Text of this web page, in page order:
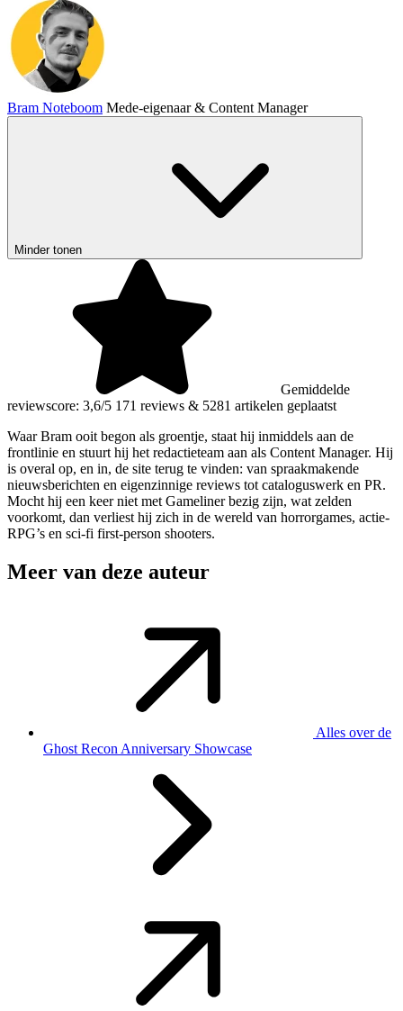
Bram Noteboom Mede-eigenaar & Content Manager
Minder tonen
Gemiddelde
reviewscore: 3,6/5 171 reviews & 5281 artikelen geplaatst
Waar Bram ooit begon als groentje, staat hij inmiddels aan de
frontlinie en stuurt hij het redactieteam aan als Content Manager. Hij
is overal op, en in, de site terug te vinden: van spraakmakende
nieuwsberichten en eigenzinnige reviews tot cataloguswerk en PR.
Mocht hij een keer niet met Gameliner bezig zijn, wat zelden
voorkomt, dan verliest hij zich in de wereld van horrorgames, actie-
RPG’s en sci-fi first-person shooters.
Meer van deze auteur
Alles over de
Ghost Recon Anniversary Showcase